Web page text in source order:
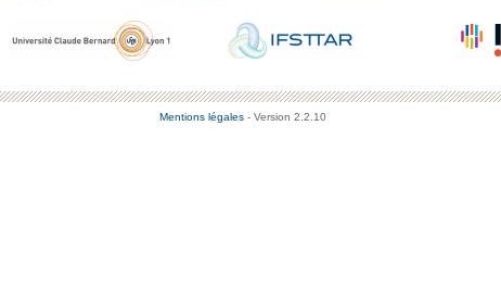
Mentions légales - Version 2.2.10